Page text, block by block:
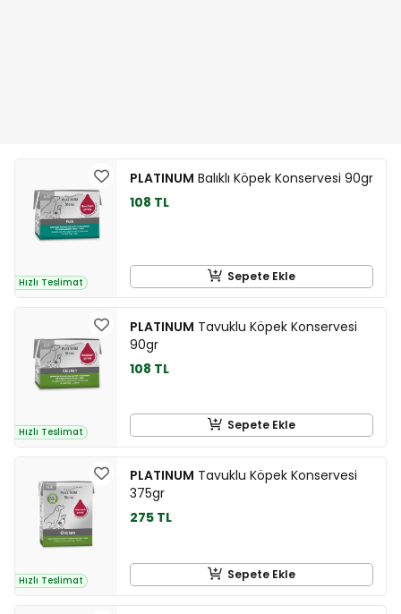
Hızlı Teslimat
PLATINUM Balıklı Köpek Konservesi 90gr
108 TL
Sepete Ekle
Hızlı Teslimat
PLATINUM Tavuklu Köpek Konservesi
90gr
108 TL
Sepete Ekle
Hızlı Teslimat
PLATINUM Tavuklu Köpek Konservesi
375gr
275 TL
Sepete Ekle